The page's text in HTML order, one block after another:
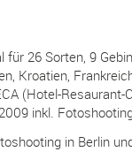
für 26 Sorten, 9
Kroatien,
(Hotel-
inkl.
in Berlin